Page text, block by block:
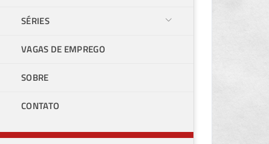
SÉRIES
VAGAS DE EMPREGO
SOBRE
CONTATO